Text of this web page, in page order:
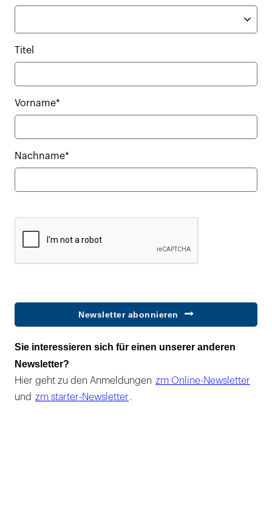
Titel
Vorname*
Nachname*
Newsletter abonnieren
Sie interessieren sich für einen unserer anderen
Newsletter?
Hier geht zu den Anmeldungen zm Online-Newsletter
und zm starter-Newsletter .